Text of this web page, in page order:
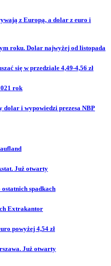
z Europą, a dolar z euro i
roku. Dolar najwyżej od listopada
się w przedziale 4,49-4,56 zł
rok
dolar i wypowiedzi prezesa NBP
Już otwarty
spadkach
Extrakantor
powyżej 4,54 zł
Już otwarty